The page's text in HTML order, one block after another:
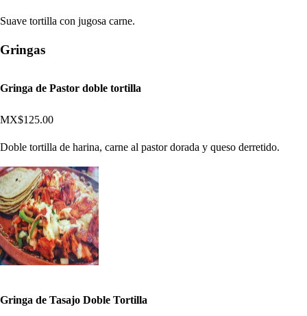
Suave tortilla con jugosa carne.
Gringas
Gringa de Pastor doble tortilla
MX$125.00
Doble tortilla de harina, carne al pastor dorada y queso derretido.
Gringa de Tasajo Doble Tortilla